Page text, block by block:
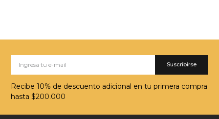
Suscribirse
Recibe 10% de descuento adicional en tu primera compra
hasta $200.000